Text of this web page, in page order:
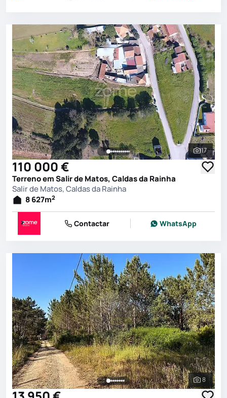
Ver
17
110 000 €
Terreno em Salir de Matos, Caldas da Rainha
Salir de Matos, Caldas da Rainha
8 627m2
Contactar WhatsApp
Ver
8